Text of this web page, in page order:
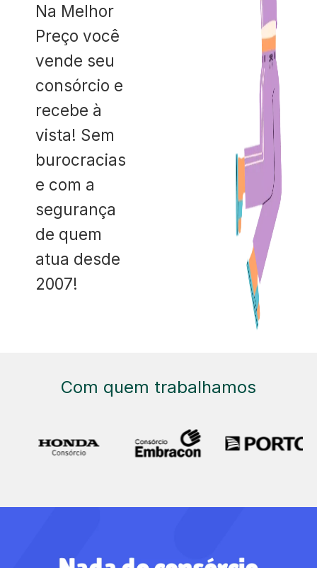
Na Melhor
Preço você
vende seu
consórcio e
recebe à
vista! Sem
burocracias
e com a
segurança
de quem
atua desde
2007!
Com quem trabalhamos